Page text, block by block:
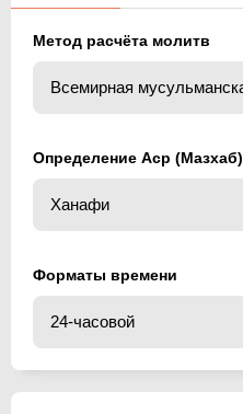
Метод расчёта молитв
Определение Аср (Мазхаб)
Форматы времени